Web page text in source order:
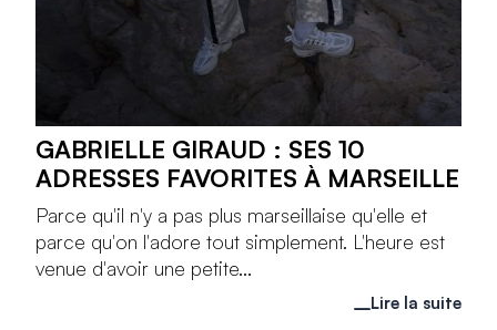
GABRIELLE GIRAUD : SES 10
ADRESSES FAVORITES À MARSEILLE
Parce qu'il n'y a pas plus marseillaise qu'elle et
parce qu'on l'adore tout simplement. L'heure est
venue d'avoir une petite...
Lire la suite